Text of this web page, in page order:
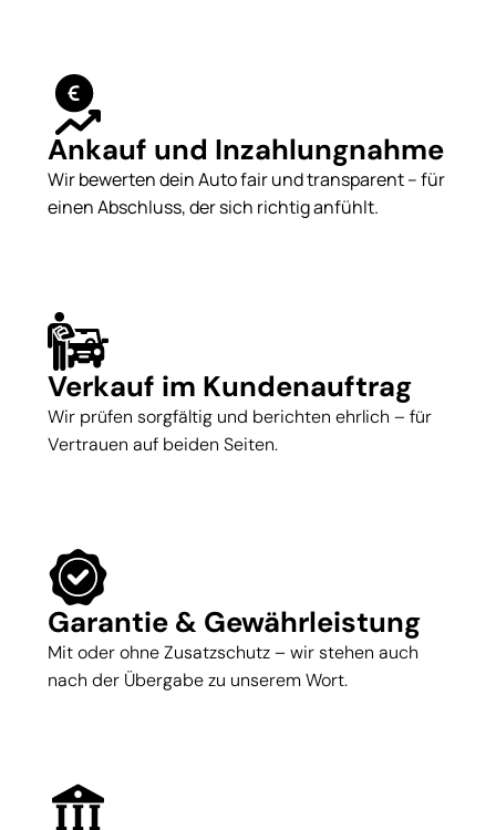
Ankauf und Inzahlungnahme
Wir bewerten dein Auto fair und transparent – für
einen Abschluss, der sich richtig anfühlt.
Verkauf im Kundenauftrag
Wir prüfen sorgfältig und berichten ehrlich – für
Vertrauen auf beiden Seiten.
Garantie & Gewährleistung
Mit oder ohne Zusatzschutz – wir stehen auch
nach der Übergabe zu unserem Wort.